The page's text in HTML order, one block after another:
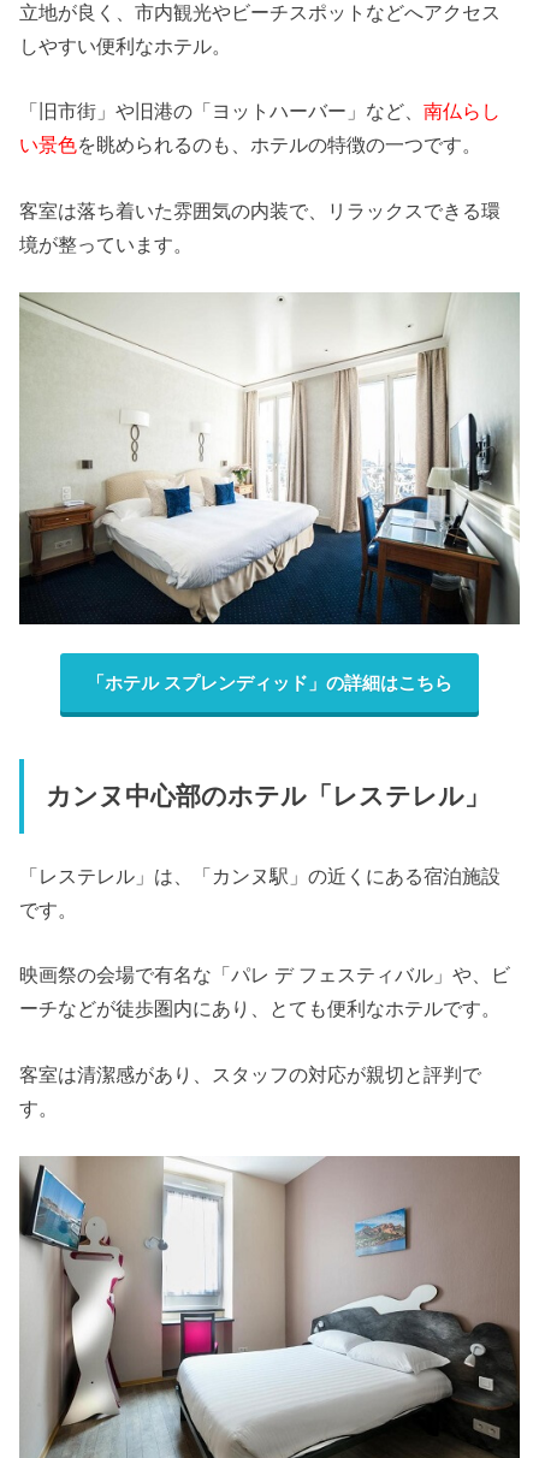
立地が良く、市内観光やビーチスポットなどへアクセス
しやすい便利なホテル。
「旧市街」や旧港の「ヨットハーバー」など、南仏らし
い景色を眺められるのも、ホテルの特徴の一つです。
客室は落ち着いた雰囲気の内装で、リラックスできる環
境が整っています。
「ホテル スプレンディッド」の詳細はこちら
カンヌ中心部のホテル「レステレル」
「レステレル」は、「カンヌ駅」の近くにある宿泊施設
です。
映画祭の会場で有名な「パレ デ フェスティバル」や、ビ
ーチなどが徒歩圏内にあり、とても便利なホテルです。
客室は清潔感があり、スタッフの対応が親切と評判で
す。